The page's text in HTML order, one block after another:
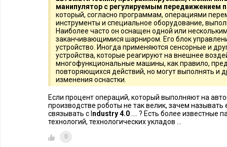
преимущество.
Вопрос №2. А дадут ли вам это сделать?Вам могут не
мере, будутсопротивляться тому, что вы хотите сделать:
работают у вас; социальное устройство, окружающее вас;
представление о бизнес-моделях нового времени.
выпускает оно, например, телевизоры. Вы решили войти в
окрестностях города свое производство телевизоров, но
возможно и большее количество телевизоров, выпускает
100. То есть эффективность вашего производства в сто (!)
манипулятор с регулируемым передвижением
который, согласно программам, операциями
инструменты и специальное оборудование,
Наиболее часто он оснащен одной или
заканчивающимися шарниром. Его блок
устройство. Иногда применяются сенсорные и
устройства, которые реагируют на внешнее
многофункциональные машины, как правило,
повторяющихся действий, но могут выполнять и
изменения оснастки.
Если процент операций, который выполняют на
производстве роботы не так велик, зачем называть
связывать с I ndustry 4.0 .... ? Есть более известные
технологий, технологических укладов ...
0